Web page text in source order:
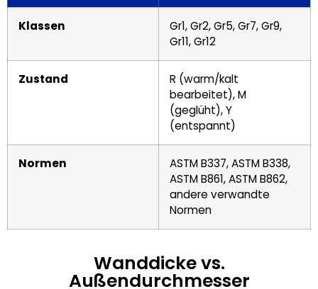
Klassen
Gr1, Gr2, Gr5, Gr7, Gr9,
Gr11, Gr12
Zustand
R (warm/kalt
bearbeitet), M
(geglüht), Y
(entspannt)
Normen
ASTM B337, ASTM B338,
ASTM B861, ASTM B862,
andere verwandte
Normen
Wanddicke vs.
Außendurchmesser